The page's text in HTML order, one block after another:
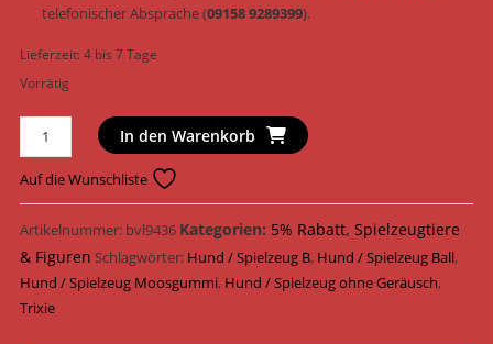
telefonischer Absprache (09158 9289399).
Lieferzeit:4 bis 7 Tage
Vorrätig
Trixie
Hundespielzeug
Ball
Moosgummi
schwimmfähig
&
geräuschlos
ø
In den Warenkorb
Auf die Wunschliste
Artikelnummer: bvl9436 Kategorien: 5% Rabatt, Spielzeugtiere
& Figuren Schlagwörter: Hund / Spielzeug B, Hund / Spielzeug Ball,
Hund / Spielzeug Moosgummi, Hund / Spielzeug ohne Geräusch,
Trixie